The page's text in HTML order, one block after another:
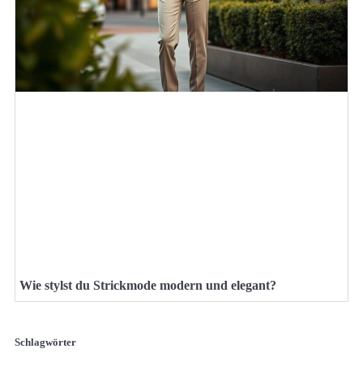
Wie stylst du Strickmode modern und elegant?
Schlagwörter